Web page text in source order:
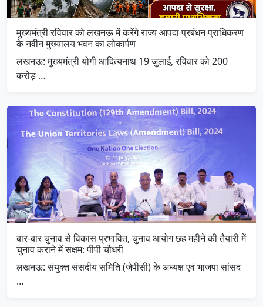
मुख्यमंत्री रविवार को लखनऊ में करेंगे राज्य आपदा प्रबंधन प्राधिकरण
के नवीन मुख्यालय भवन का लोकार्पण
लखनऊ: मुख्यमंत्री योगी आदित्यनाथ 19 जुलाई, रविवार को 200
करोड़ …
बार-बार चुनाव से विकास प्रभावित, चुनाव आयोग छह महीने की तैयारी में
चुनाव कराने में सक्षम: पीपी चौधरी
लखनऊ: संयुक्त संसदीय समिति (जेपीसी) के अध्यक्ष एवं भाजपा सांसद
…